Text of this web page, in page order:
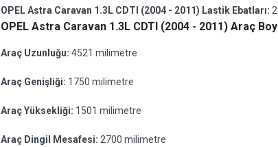
OPEL Astra Caravan 1.3L CDTI (2004 - 2011) Lastik Ebatları:
OPEL Astra Caravan 1.3L CDTI (2004 - 2011) Araç
Araç Uzunluğu: 4521 milimetre
Araç Genişliği: 1750 milimetre
Araç Yüksekliği: 1501 milimetre
Araç Dingil Mesafesi: 2700 milimetre